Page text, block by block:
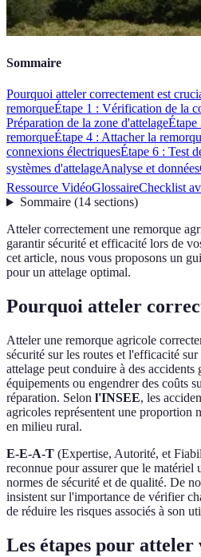
Sommaire
Pourquoi atteler correctement est
remorqueÉtape 1 : Vérification de la
Préparation de la zone d'attelageÉtape
remorqueÉtape 4 : Attacher la
connexions électriquesÉtape 6 : Test
systèmes d'attelageAnalyse et données
Ressource VidéoGlossaireChecklist
Sommaire(14 sections)
Atteler correctement une remorque
garantir sécurité et efficacité lors de
cet article, nous vous proposons un
pour un attelage optimal.
Pourquoi atteler
Atteler une remorque agricole
sécurité sur les routes et l'efficacité
attelage peut conduire à des accidents
équipements ou engendrer des coûts
réparation. Selon l'INSEE, les
agricoles représentent une proportion
en milieu rural.
E-E-A-T (Expertise, Autorité, et
reconnue pour assurer que le matériel
normes de sécurité et de qualité. De
insistent sur l'importance de vérifier
de réduire les risques associés à son
Les étapes pour